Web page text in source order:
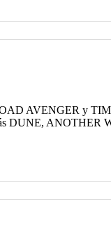
AVENGER y
DUNE,